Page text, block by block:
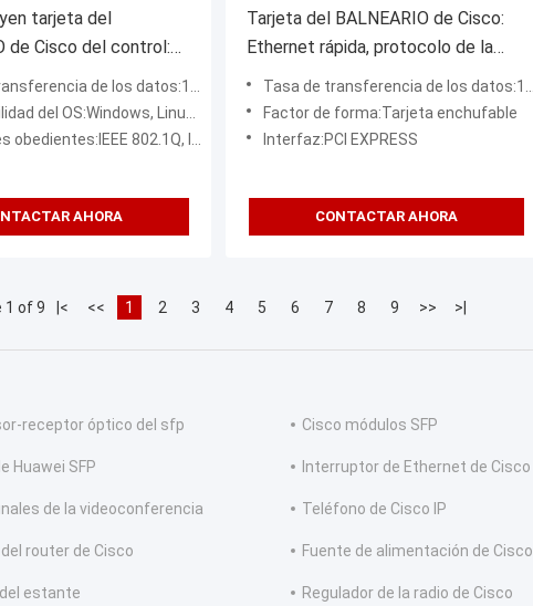
tarjeta del
de Cisco del control:
de datos de alta
de red
las soluciones del
de los datos:10 Gbps
del OS:Windows, Linux, Mac OS
802.1Q, IEEE 802.1p, IEEE 802.3ad (LACP)
AHORA
Tarjeta del BALNEARIO de Cisco:
Ethernet rápida, protocolo de la
gestión remota de Telnet para B2B
Tasa de transferencia de los datos:10 Gbps
Factor de forma:Tarjeta enchufable
Interfaz:PCI EXPRESS
CONTACTAR AHORA
1 of 9 |< << 1 2 3 4 5 6 7 8 9 >> >|
receptor óptico del sfp Cisco módulos SFP
Huawei SFP Interruptor de Ethernet de Cisco
de la videoconferencia Teléfono de Cisco IP
router de Cisco Fuente de alimentación de Cisco
estante Regulador de la radio de Cisco